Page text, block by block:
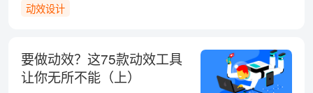
动效设计
要做动效？这75款动效工具
让你无所不能（上）